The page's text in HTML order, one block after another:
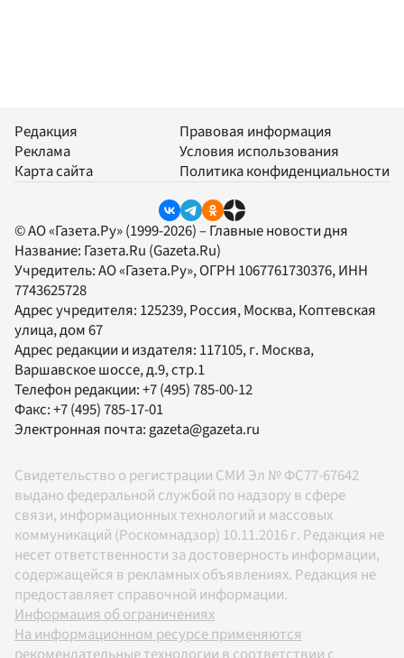
Редакция
Реклама
Карта сайта
Правовая информация
Условия использования
Политика конфиденциальности
© АО «Газета.Ру» (1999-2026) – Главные новости дня
Название: Газета.Ru (Gazeta.Ru)
Учредитель:АО «Газета.Ру», ОГРН 1067761730376, ИНН
7743625728
Адрес учредителя: 125239, Россия, Москва, Коптевская
улица, дом 67
Адрес редакции и издателя: 117105, г. Москва,
Варшавское шоссе, д.9, стр.1
Телефон редакции:+7 (495) 785-00-12
Факс:+7 (495) 785-17-01
Электронная почта: gazeta@gazeta.ru
Свидетельство о регистрации СМИ Эл № ФС77-67642
выдано федеральной службой по надзору в сфере
связи, информационных технологий и массовых
коммуникаций (Роскомнадзор) 10.11.2016 г. Редакция не
несет ответственности за достоверность информации,
содержащейся в рекламных объявлениях. Редакция не
предоставляет справочной информации.
Информация об ограничениях
На информационном ресурсе применяются